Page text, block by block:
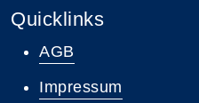
Quicklinks
AGB
Impressum